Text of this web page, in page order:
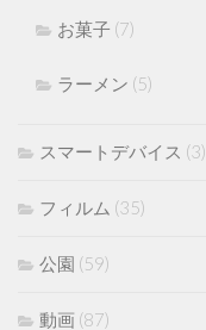
お菓子 (7)
ラーメン (5)
スマートデバイス (3)
フィルム (35)
公園 (59)
動画 (87)